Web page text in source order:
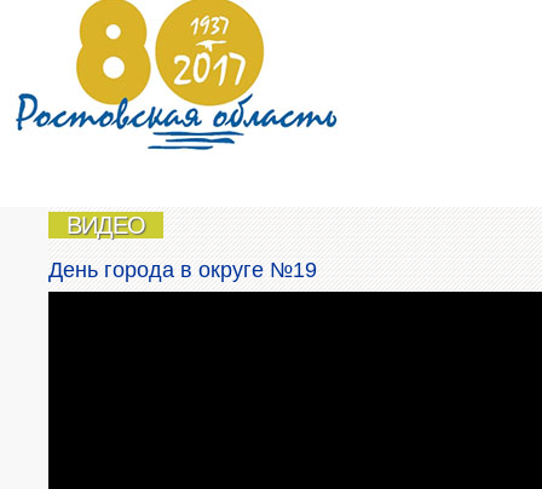
ВИДЕО
День города в округе №19